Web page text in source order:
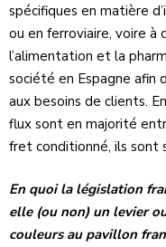
spécifiques en matière
ou en ferroviaire, voire à
l’alimentation et la
société en Espagne afin
aux besoins de clients.
flux sont en majorité
fret conditionné, ils sont
En quoi la législation
elle (ou non) un levier
couleurs au pavillon